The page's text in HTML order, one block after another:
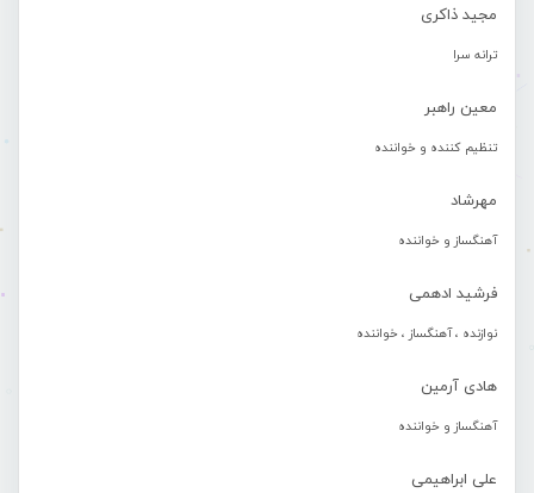
مجید ذاکری
ترانه سرا
معین راهبر
تنظیم کننده و خواننده
مهرشاد
آهنگساز و خواننده
فرشید ادهمی
نوازنده ، آهنگساز ، خواننده
هادی آرمین
آهنگساز و خواننده
علی ابراهیمی